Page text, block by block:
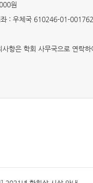
원
: 우체국 610246-01-
사항은 학회 사무국으로 연락하